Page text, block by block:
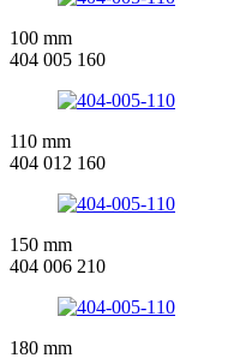
100 mm
404 005 160
110 mm
404 012 160
150 mm
404 006 210
180 mm